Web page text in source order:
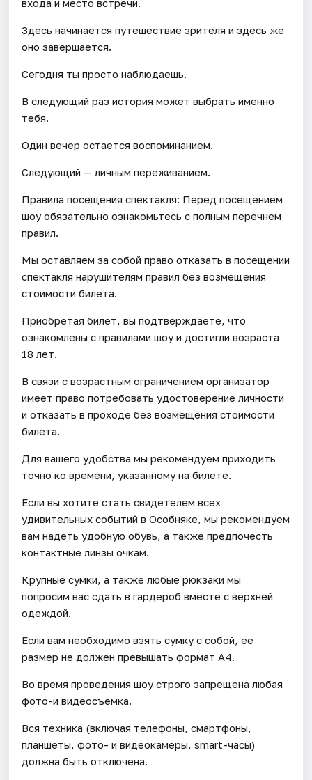
входа и место встречи.
Здесь начинается путешествие зрителя и здесь же
оно завершается.
Сегодня ты просто наблюдаешь.
В следующий раз история может выбрать именно
тебя.
Один вечер остается воспоминанием.
Следующий — личным переживанием.
Правила посещения спектакля: Перед посещением
шоу обязательно ознакомьтесь с полным перечнем
правил.
Мы оставляем за собой право отказать в посещении
спектакля нарушителям правил без возмещения
стоимости билета.
Приобретая билет, вы подтверждаете, что
ознакомлены с правилами шоу и достигли возраста
18 лет.
В связи с возрастным ограничением организатор
имеет право потребовать удостоверение личности
и отказать в проходе без возмещения стоимости
билета.
Для вашего удобства мы рекомендуем приходить
точно ко времени, указанному на билете.
Если вы хотите стать свидетелем всех
удивительных событий в Особняке, мы рекомендуем
вам надеть удобную обувь, а также предпочесть
контактные линзы очкам.
Крупные сумки, а также любые рюкзаки мы
попросим вас сдать в гардероб вместе с верхней
одеждой.
Если вам необходимо взять сумку с собой, ее
размер не должен превышать формат А4.
Во время проведения шоу строго запрещена любая
фото-и видеосъемка.
Вся техника (включая телефоны, смартфоны,
планшеты, фото- и видеокамеры, smart-часы)
должна быть отключена.